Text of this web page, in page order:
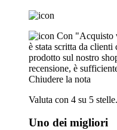
Con "Acquisto
è stata scritta da
prodotto sul nostro
recensione, è
Chiudere la nota
Valuta con 4 su 5 stelle.
Uno dei migliori